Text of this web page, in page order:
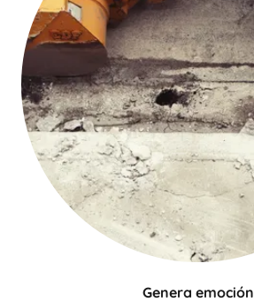
Genera emoción